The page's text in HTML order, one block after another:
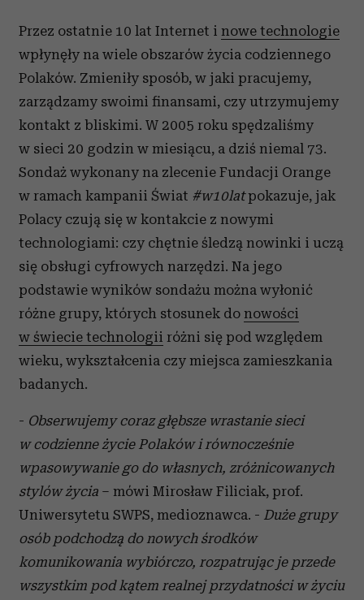
Przez ostatnie 10 lat Internet i nowe technologie
wpłynęły na wiele obszarów życia codziennego
Polaków. Zmieniły sposób, w jaki pracujemy,
zarządzamy swoimi finansami, czy utrzymujemy
kontakt z bliskimi. W 2005 roku spędzaliśmy
w sieci 20 godzin w miesiącu, a dziś niemal 73.
Sondaż wykonany na zlecenie Fundacji Orange
w ramach kampanii Świat #w10latpokazuje, jak
Polacy czują się w kontakcie z nowymi
technologiami: czy chętnie śledzą nowinki i uczą
się obsługi cyfrowych narzędzi. Na jego
podstawie wyników sondażu można wyłonić
różne grupy, których stosunek do nowości
w świecie technologii różni się pod względem
wieku, wykształcenia czy miejsca zamieszkania
badanych.
- Obserwujemy coraz głębsze wrastanie sieci
w codzienne życie Polaków i równocześnie
wpasowywanie go do własnych, zróżnicowanych
stylów życia – mówi Mirosław Filiciak, prof.
Uniwersytetu SWPS, medioznawca. - Duże grupy
osób podchodzą do nowych środków
komunikowania wybiórczo, rozpatrując je przede
wszystkim pod kątem realnej przydatności w życiu